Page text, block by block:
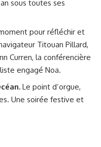
sous toutes ses
pour réfléchir et
Titouan Pillard,
Curren, la conférencière
engagé Noa.
Le point d’orgue,
Une soirée festive et